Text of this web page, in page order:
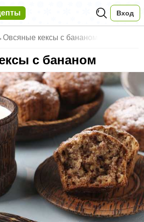
Вход
Овсяные кексы с бананом
с бананом